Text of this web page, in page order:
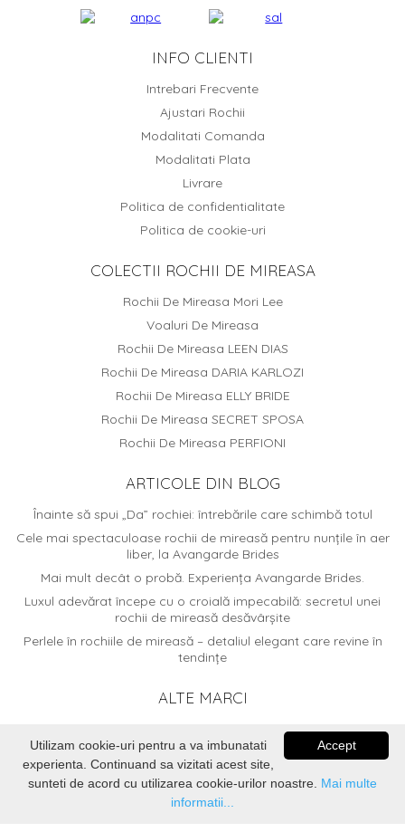
INFO CLIENTI
Intrebari Frecvente
Ajustari Rochii
Modalitati Comanda
Modalitati Plata
Livrare
Politica de confidentialitate
Politica de cookie-uri
COLECTII ROCHII DE MIREASA
Rochii De Mireasa Mori Lee
Voaluri De Mireasa
Rochii De Mireasa LEEN DIAS
Rochii De Mireasa DARIA KARLOZI
Rochii De Mireasa ELLY BRIDE
Rochii De Mireasa SECRET SPOSA
Rochii De Mireasa PERFIONI
ARTICOLE DIN BLOG
Înainte să spui „Da” rochiei: întrebările care schimbă totul
Cele mai spectaculoase rochii de mireasă pentru nunțile în aer
liber, la Avangarde Brides
Mai mult decât o probă. Experiența Avangarde Brides.
Luxul adevărat începe cu o croială impecabilă: secretul unei
rochii de mireasă desăvârșite
Perlele în rochiile de mireasă – detaliul elegant care revine în
tendințe
ALTE MARCI
Avangarde Brides. Dezvoltat de
Accept
Utilizam cookie-uri pentru a va imbunatati
experienta. Continuand sa vizitati acest site,
sunteti de acord cu utilizarea cookie-urilor noastre. Mai multe
informatii...